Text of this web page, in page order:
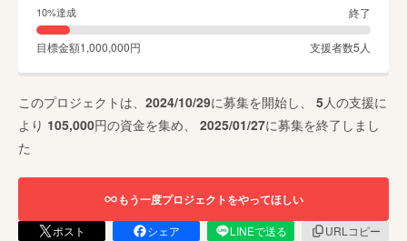
10%達成 終了
目標金額1,000,000円 支援者数5 人
このプロジェクトは、 2024/10/29に募集を開始し、 5人の支援に
より 105,000円の資金を集め、 2025/01/27に募集を終了しまし
た
もう一度プロジェクトをやってほしい
ポスト シェア LINEで送る
URLコピー